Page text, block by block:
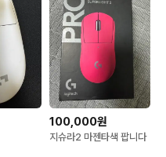
100,000원
지슈라2 마젠타색 팝니다